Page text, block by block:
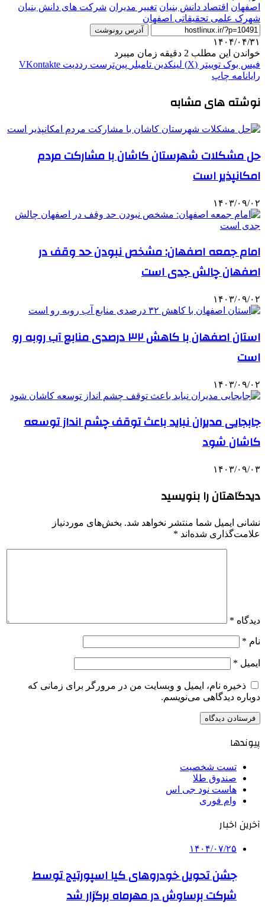
اصفهان اقتصاد دانش بنیان تغییر مدیران شرکت های دانش بنیان
شهرک علمی تحقیقاتی اصفهان
آدرس رونوشت
۱۴۰۴/۰۴/۳۱
خواندن این مطلب 2 دقیقه زمان میبرد
فیس بوک توییتر (X) لینکدین ‫تامبلر ‫پین‌ترست ‫رددیت ‫VKontakte
رایانامه چاپ
نوشته های مشابه
حل مشکلات شهرستان کاشان با مشارکت مردم
امکانپذیر است
۱۴۰۳/۰۹/۰۲
امام جمعه اصفهان: مشخص نبودن حد وقف در
اصفهان چالش جدی است
۱۴۰۳/۰۹/۰۲
استان اصفهان با کاهش ۳۲ درصدی منابع آب روبه رو
است
۱۴۰۳/۰۹/۰۲
جابجایی مدیران نباید باعث توقف چشم انداز توسعه
کاشان شود
۱۴۰۳/۰۹/۰۳
دیدگاهتان را بنویسید
نشانی ایمیل شما منتشر نخواهد شد. بخش‌های موردنیاز
علامت‌گذاری شده‌اند *
دیدگاه *
نام *
ایمیل *
ذخیره نام، ایمیل و وبسایت من در مرورگر برای زمانی که
دوباره دیدگاهی می‌نویسم.
پیوندها
تست شخصیت
صندوق طلا
هاست نود جی اس
وام فوری
آخرین اخبار
۱۴۰۴/۰۷/۲۵
جشن تحویل خودروهای کیا اسپورتیج توسط
شرکت برساوش در مهرماه برگزار شد